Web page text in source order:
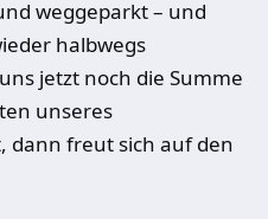
weggeparkt – und
halbwegs
jetzt noch die Summe
unseres
dann freut sich auf den